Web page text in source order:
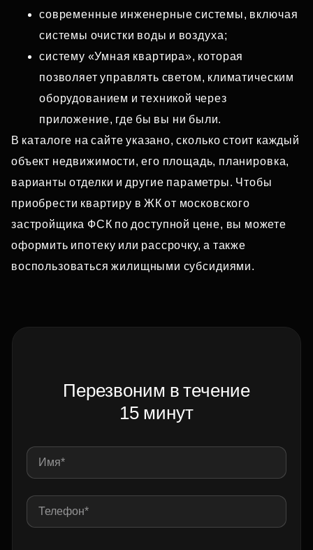
современные инженерные системы, включая
системы очистки воды и воздуха;
систему «Умная квартира», которая
позволяет управлять светом, климатическим
оборудованием и техникой через
приложение, где бы вы ни были.
В каталоге на сайте указано, сколько стоит каждый
объект недвижимости, его площадь, планировка,
варианты отделки и другие параметры. Чтобы
приобрести квартиру в ЖК от московского
застройщика ФСК по доступной цене, вы можете
оформить ипотеку или рассрочку, а также
воспользоваться жилищными субсидиями.
Перезвоним в течение
15 минут